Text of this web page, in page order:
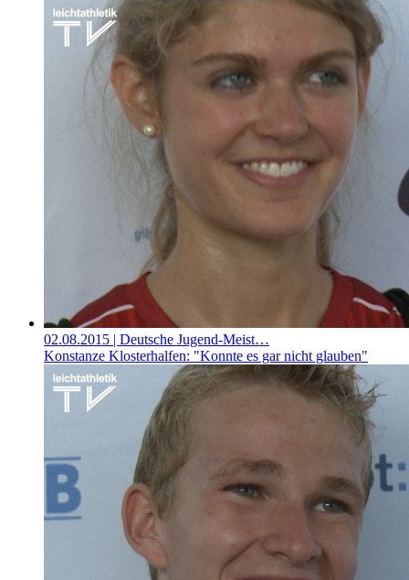
02.08.2015 | Deutsche Jugend-Meist…
Konstanze Klosterhalfen: "Konnte es gar nicht glauben"